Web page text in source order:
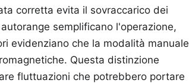
corretta evita il sovraccarico dei
semplificano l'operazione,
evidenziano che la modalità manuale
Questa distinzione
fluttuazioni che potrebbero portare